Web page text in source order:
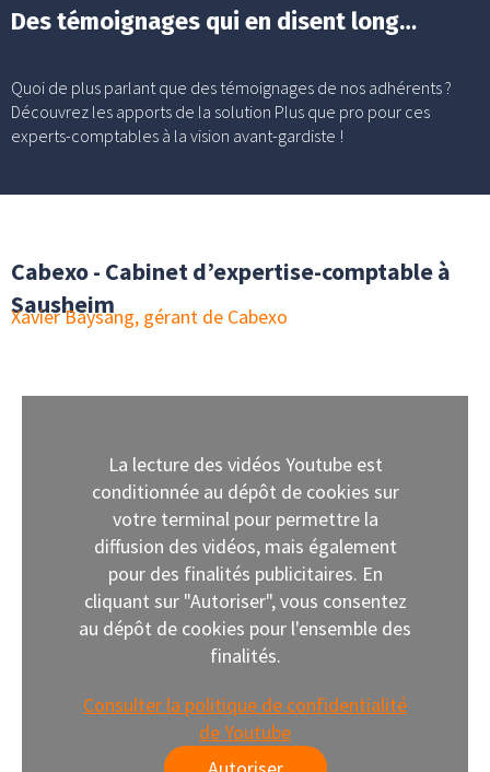
Des témoignages qui en disent long…
Quoi de plus parlant que des témoignages de nos adhérents ?
Découvrez les apports de la solution Plus que pro pour ces
experts-comptables à la vision avant-gardiste !
Cabexo - Cabinet d’expertise-comptable à
Sausheim
Xavier Baysang, gérant de Cabexo
La lecture des vidéos Youtube est
conditionnée au dépôt de cookies sur
votre terminal pour permettre la
diffusion des vidéos, mais également
pour des finalités publicitaires. En
cliquant sur "Autoriser", vous consentez
au dépôt de cookies pour l'ensemble des
finalités.
Consulter la politique de confidentialité
de Youtube